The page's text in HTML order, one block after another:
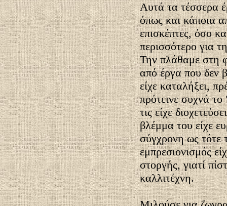
Αυτά τα τέσσερα
όπως και κάποια
επισκέπτες, όσο
περισσότερο για
Την πλάθαμε στη
από έργα που δεν
είχε καταλήξει,
πρότεινε συχνά
τις είχε
βλέμμα του είχε
σύγχρονη ως τότε
εμπρεσιονισμός
στοργής, γιατί
καλλιτέχνη.